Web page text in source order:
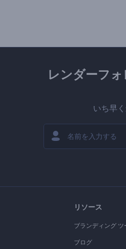
レンダーフ
いち早
リソース
ブランディング ツ
ブログ